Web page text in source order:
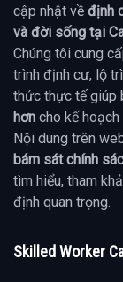
cập nhật về định
và đời sống tại
Chúng tôi cung
trình định cư, lộ
thức thực tế giúp
hơn cho kế hoạch
Nội dung trên
bám sát chính
tìm hiểu, tham
định quan trọng.
Skilled Worker